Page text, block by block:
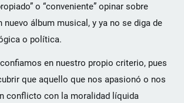
o “conveniente” opinar sobre
nuevo álbum musical, y ya no se diga de
o política.
en nuestro propio criterio, pues
que aquello que nos apasionó o nos
conflicto con la moralidad líquida